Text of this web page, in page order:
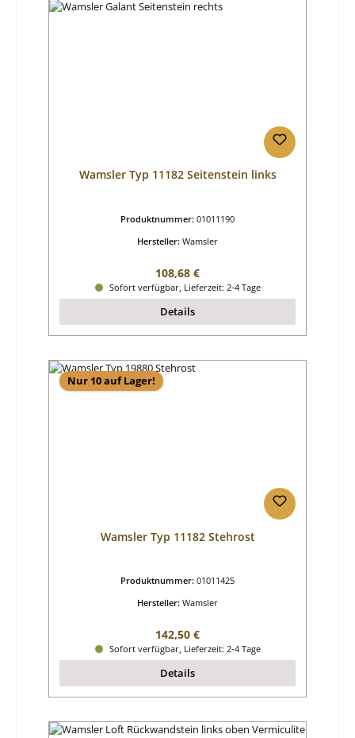
Wamsler Typ 11182 Seitenstein links
Produktnummer: 01011190
Hersteller: Wamsler
Regulärer Preis:
108,68 €
Sofort verfügbar, Lieferzeit: 2-4 Tage
Details
Nur 10 auf Lager!
Wamsler Typ 11182 Stehrost
Produktnummer: 01011425
Hersteller: Wamsler
Regulärer Preis:
142,50 €
Sofort verfügbar, Lieferzeit: 2-4 Tage
Details